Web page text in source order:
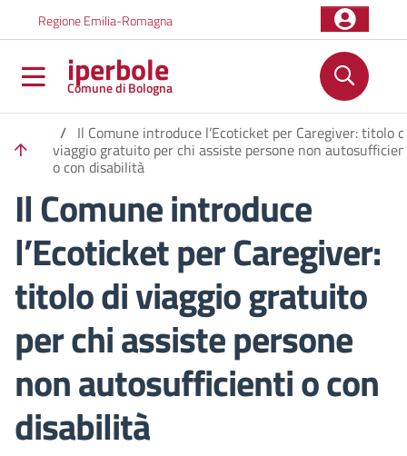
Regione Emilia-Romagna
iperbole
Comune di Bologna
/ Il Comune introduce l’Ecoticket per Caregiver: titolo
viaggio gratuito per chi assiste persone non
o con disabilità
Il Comune introduce
l’Ecoticket per Caregiver:
titolo di viaggio gratuito
per chi assiste persone
non autosufficienti o con
disabilità